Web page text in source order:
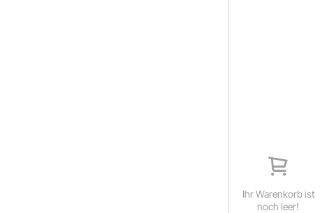
Ihr Warenkorb ist
noch leer!